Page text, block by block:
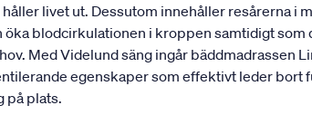
livet ut. Dessutom innehåller resårerna i
blodcirkulationen i kroppen samtidigt som
Med Videlund säng ingår bäddmadrassen
egenskaper som effektivt leder
på plats.